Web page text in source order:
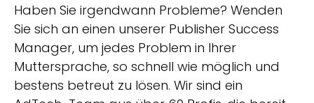
Haben Sie irgendwann Probleme? Wenden
Sie sich an einen unserer Publisher Success
Manager, um jedes Problem in Ihrer
Muttersprache, so schnell wie möglich und
bestens betreut zu lösen. Wir sind ein